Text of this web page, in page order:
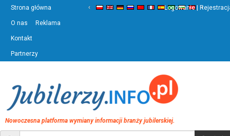
Strona główna
O nas Reklama
Kontakt
Partnerzy
‹ ›
Logowanie |
Nowoczesna platforma wymiany informacji branży jubilerskiej.